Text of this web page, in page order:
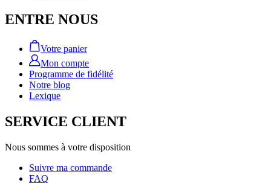
ENTRE NOUS
Votre panier
Mon compte
Programme de fidélité
Notre blog
Lexique
SERVICE CLIENT
Nous sommes à votre disposition
Suivre ma commande
FAQ